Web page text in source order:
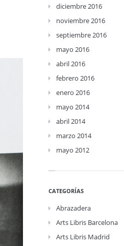
diciembre 2016
noviembre 2016
septiembre 2016
mayo 2016
abril 2016
febrero 2016
enero 2016
mayo 2014
abril 2014
marzo 2014
mayo 2012
CATEGORÍAS
Abrazadera
Arts Libris Barcelona
Arts Libris Madrid